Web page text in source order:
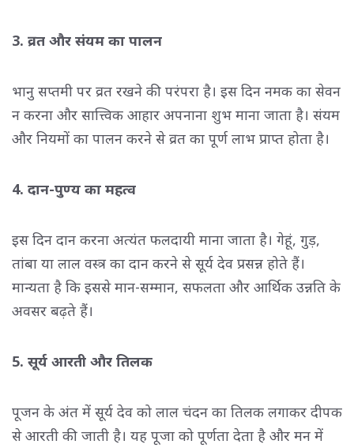
3. व्रत और संयम का पालन
भानु सप्तमी पर व्रत रखने की परंपरा है। इस दिन नमक का सेवन
न करना और सात्त्विक आहार अपनाना शुभ माना जाता है। संयम
और नियमों का पालन करने से व्रत का पूर्ण लाभ प्राप्त होता है।
4. दान-पुण्य का महत्व
इस दिन दान करना अत्यंत फलदायी माना जाता है। गेहूं, गुड़,
तांबा या लाल वस्त्र का दान करने से सूर्य देव प्रसन्न होते हैं।
मान्यता है कि इससे मान-सम्मान, सफलता और आर्थिक उन्नति के
अवसर बढ़ते हैं।
5. सूर्य आरती और तिलक
पूजन के अंत में सूर्य देव को लाल चंदन का तिलक लगाकर दीपक
से आरती की जाती है। यह पूजा को पूर्णता देता है और मन में